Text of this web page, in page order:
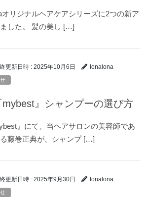
オリジナルヘアケアシリーズに2つの新ア
した。 髪の美し […]
更新日時 : 2025年10月6日 lonalona
mybest』シャンプーの選び方
』にて、当ヘアサロンの美容師であ
藤巻正典が、シャンプ […]
更新日時 : 2025年9月30日 lonalona